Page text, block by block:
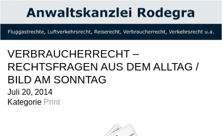
VERBRAUCHERRECHT –
RECHTSFRAGEN AUS DEM ALLTAG /
BILD AM SONNTAG
Juli 20, 2014
Kategorie Print